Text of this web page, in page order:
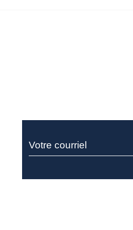
un sociétaire pour son